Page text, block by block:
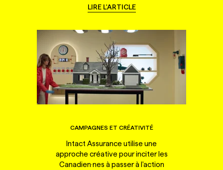
LIRE L'ARTICLE
CAMPAGNES ET CRÉATIVITÉ
Intact Assurance utilise une
approche créative pour inciter les
Canadien·nes à passer à l'action